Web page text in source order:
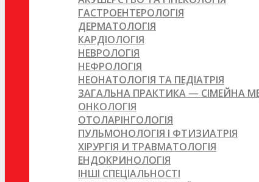
ГАСТРОЕНТЕРОЛОГІЯ
ДЕРМАТОЛОГІЯ
КАРДІОЛОГІЯ
НЕВРОЛОГІЯ
НЕФРОЛОГІЯ
НЕОНАТОЛОГІЯ ТА ПЕДІАТРІЯ
ЗАГАЛЬНА ПРАКТИКА — СІМЕЙНА
ОНКОЛОГІЯ
ОТОЛАРІНГОЛОГІЯ
ПУЛЬМОНОЛОГІЯ І ФТИЗИАТРІЯ
ХІРУРГІЯ И ТРАВМАТОЛОГІЯ
ЕНДОКРИНОЛОГІЯ
ІНШІ СПЕЦІАЛЬНОСТІ